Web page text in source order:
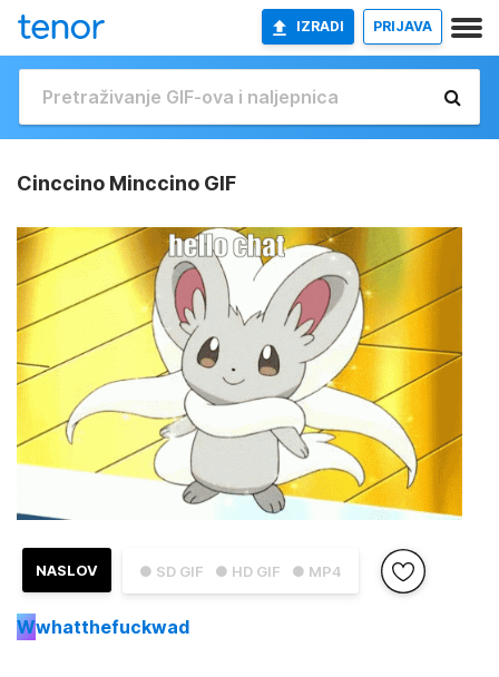
IZRADI PRIJAVA
Cinccino Minccino GIF
● SD GIF ● HD GIF ● MP4
NASLOV
Wwhatthefuckwad